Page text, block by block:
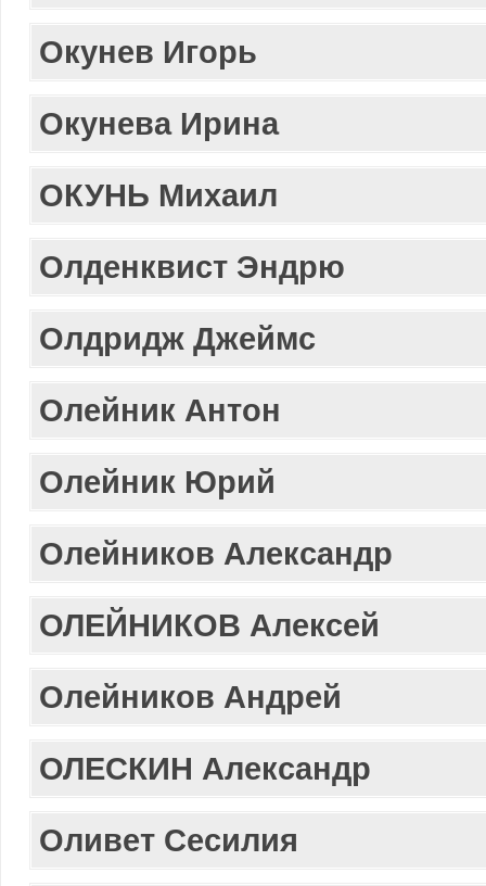
Окунев Игорь
Окунева Ирина
ОКУНЬ Михаил
Олденквист Эндрю
Олдридж Джеймс
Олейник Антон
Олейник Юрий
Олейников Александр
ОЛЕЙНИКОВ Алексей
Олейников Андрей
ОЛЕСКИН Александр
Оливет Сесилия